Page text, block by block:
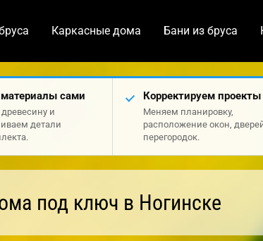
Каркасные дома Бани из бруса
сами
и
детали
Корректируем проекты
Меняем планировку,
расположение окон,
перегородок.
под ключ в Ногинске